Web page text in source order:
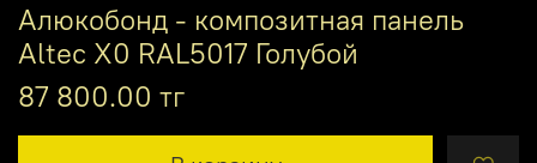
Алюкобонд - композитная панель
Altec X0 RAL5017 Голубой
87 800.00 тг